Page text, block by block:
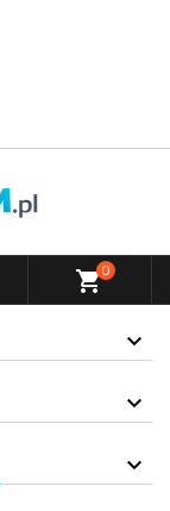
shopping_cart0